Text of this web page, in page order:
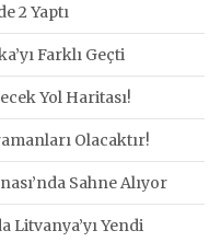
2 Yaptı
Farklı Geçti
Yol Haritası!
Olacaktır!
Sahne Alıyor
Litvanya’yı Yendi